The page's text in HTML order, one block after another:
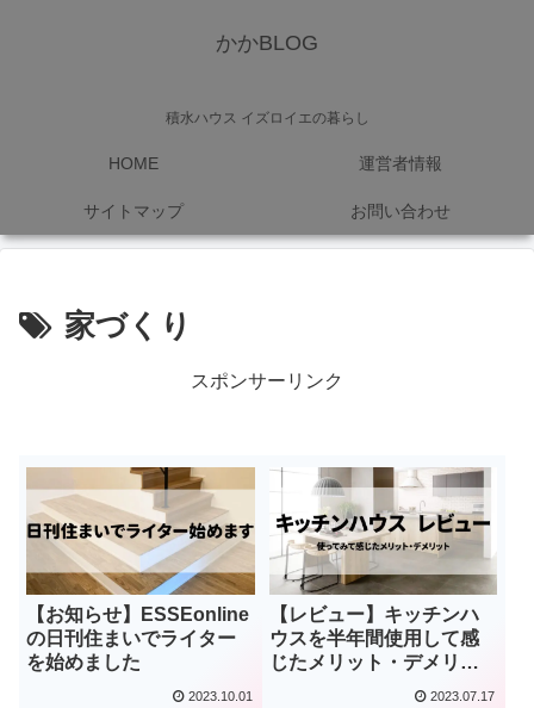
かかBLOG
積水ハウス イズロイエの暮らし
HOME 運営者情報
サイトマップ お問い合わせ
家づくり
スポンサーリンク
【お知らせ】ESSEonline
の日刊住まいでライター
を始めました
2023.10.01
【レビュー】キッチンハ
ウスを半年間使用して感
じたメリット・デメリッ
ト【積水ハウス】
2023.07.17